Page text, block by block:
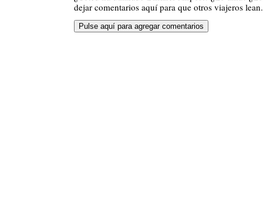
dejar comentarios aquí para que otros viajeros lean.